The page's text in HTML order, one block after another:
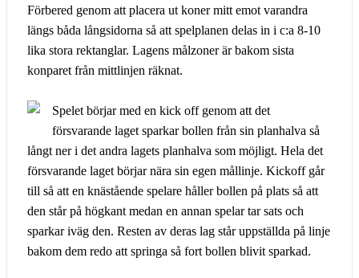
Förbered genom att placera ut koner mitt emot varandra
längs båda långsidorna så att spelplanen delas in i c:a 8-10
lika stora rektanglar. Lagens målzoner är bakom sista
konparet från mittlinjen räknat.
Spelet börjar med en kick off genom att det
försvarande laget sparkar bollen från sin planhalva så
långt ner i det andra lagets planhalva som möjligt. Hela det
försvarande laget börjar nära sin egen mållinje. Kickoff går
till så att en knästående spelare håller bollen på plats så att
den står på högkant medan en annan spelar tar sats och
sparkar iväg den. Resten av deras lag står uppställda på linje
bakom dem redo att springa så fort bollen blivit sparkad.